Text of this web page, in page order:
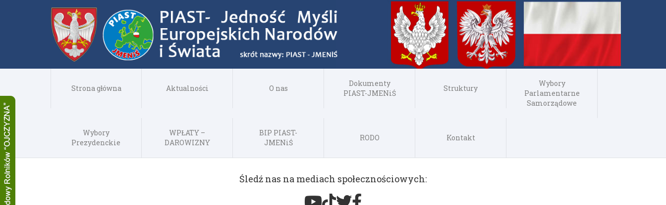
Strona główna Aktualności O nas
Dokumenty
PIAST-JMENiŚ
Struktury
Wybory
Parlamentarne
Samorządowe
Wybory
Prezydenckie
WPŁATY –
DAROWIZNY
BIP PIAST-
JMENiŚ
RODO Kontakt
Śledź nas na mediach społecznościowych: